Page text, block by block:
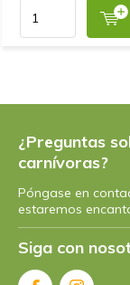
¿Preguntas
carnívoras?
Póngase en
estaremos
Siga con